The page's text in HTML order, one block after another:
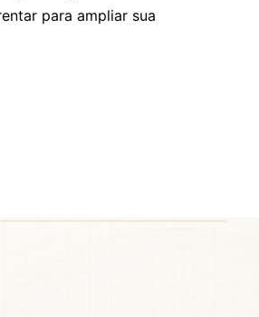
para ampliar sua